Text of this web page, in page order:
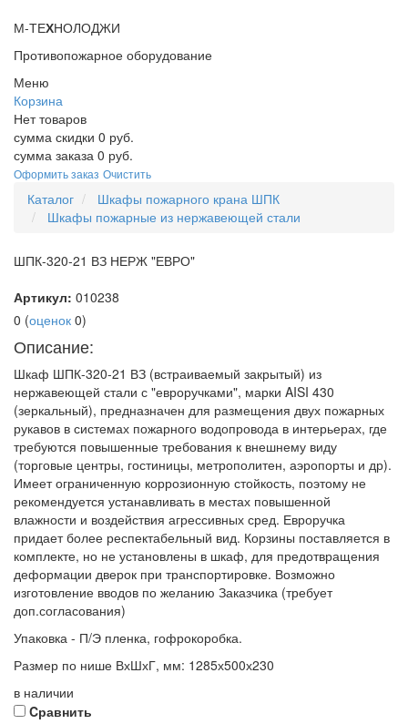
М-ТЕХНОЛОДЖИ
Противопожарное оборудование
Меню
Корзина
Нет товаров
сумма скидки 0 руб.
сумма заказа 0 руб.
Оформить заказ Очистить
Каталог
Шкафы пожарного крана ШПК
Шкафы пожарные из нержавеющей стали
ШПК-320-21 ВЗ НЕРЖ "ЕВРО"
Артикул: 010238
0 (оценок 0)
Описание:
Шкаф ШПК-320-21 ВЗ (встраиваемый закрытый) из
нержавеющей стали с "евроручками", марки AISI 430
(зеркальный), предназначен для размещения двух пожарных
рукавов в системах пожарного водопровода в интерьерах, где
требуются повышенные требования к внешнему виду
(торговые центры, гостиницы, метрополитен, аэропорты и др).
Имеет ограниченную коррозионную стойкость, поэтому не
рекомендуется устанавливать в местах повышенной
влажности и воздействия агрессивных сред. Евроручка
придает более респектабельный вид. Корзины поставляется в
комплекте, но не установлены в шкаф, для предотвращения
деформации дверок при транспортировке. Возможно
изготовление вводов по желанию Заказчика (требует
доп.согласования)
Упаковка - П/Э пленка, гофрокоробка.
Размер по нише ВхШхГ, мм: 1285х500х230
в наличии
Cравнить